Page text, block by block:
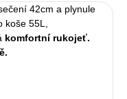
42cm a plynule
koše 55L,
komfortní rukojeť.